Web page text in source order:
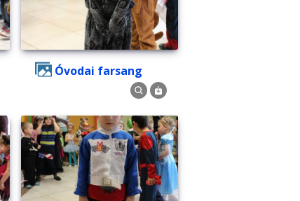
Óvodai farsang